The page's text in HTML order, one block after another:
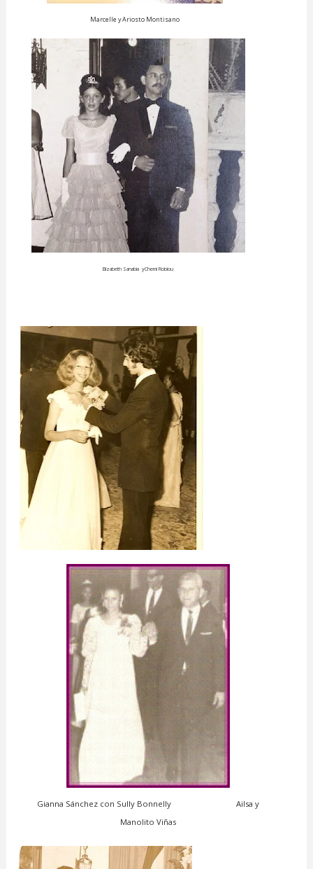
Marcelle y Ariosto Montisano
Elizabeth Sanabia yChemi Robiou
Gianna Sánchez con Sully Bonnelly Ailsa y
Manolito Viñas